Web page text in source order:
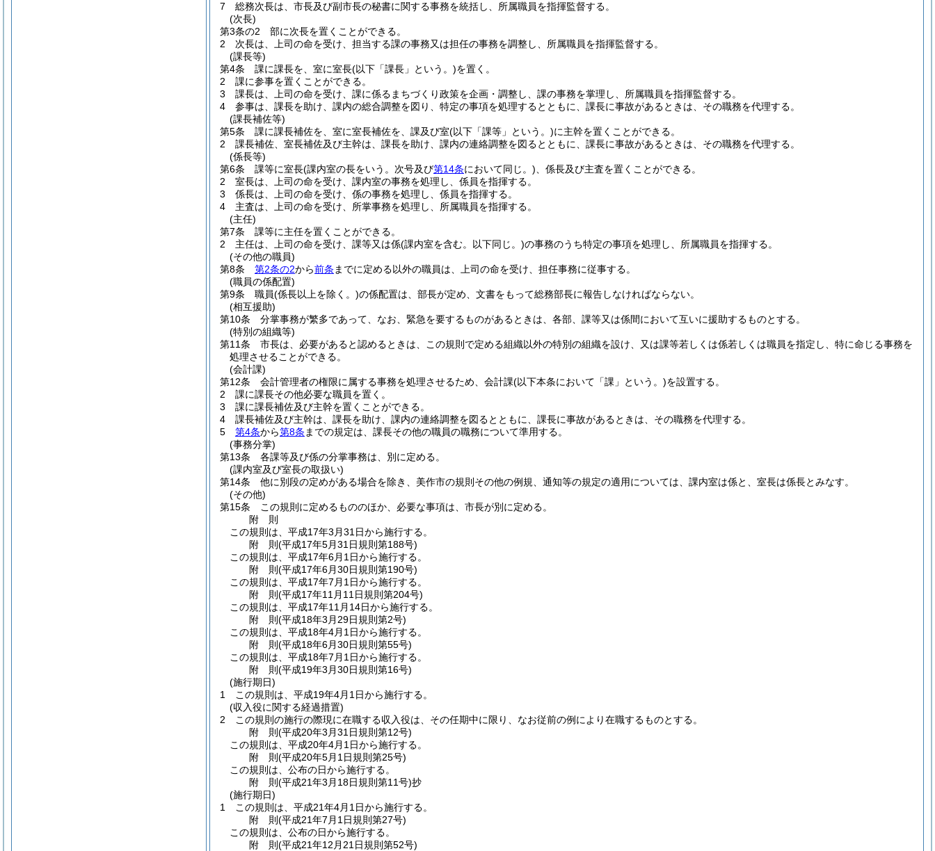
7
総務次長は、市長及び副市長の秘書に関する事務を統括し、所属職員を指揮監督する。
(次長)
第3条の2
部に次長を置くことができる。
2
次長は、上司の命を受け、担当する課の事務又は担任の事務を調整し、所属職員を指揮監督する。
(課長等)
第4条
課に課長を、室に室長(以下「課長」という。)を置く。
2
課に参事を置くことができる。
3
課長は、上司の命を受け、課に係るまちづくり政策を企画・調整し、課の事務を掌理し、所属職員を指揮監督する。
4
参事は、課長を助け、課内の総合調整を図り、特定の事項を処理するとともに、課長に事故があるときは、その職務を代理する。
(課長補佐等)
第5条
課に課長補佐を、室に室長補佐を、課及び室(以下「課等」という。)に主幹を置くことができる。
2
課長補佐、室長補佐及び主幹は、課長を助け、課内の連絡調整を図るとともに、課長に事故があるときは、その職務を代理する。
(係長等)
第6条
課等に室長(課内室の長をいう。次号及び第14条において同じ。) 、係長及び主査を置くことができる。
2
室長は、上司の命を受け、課内室の事務を処理し、係員を指揮する。
3
係長は、上司の命を受け、係の事務を処理し、係員を指揮する。
4
主査は、上司の命を受け、所掌事務を処理し、所属職員を指揮する。
(主任)
第7条
課等に主任を置くことができる。
2
主任は、上司の命を受け、課等又は係(課内室を含む。以下同じ。)の事務のうち特定の事項を処理し、所属職員を指揮する。
(その他の職員)
第8条
第2条の2から前条 までに定める以外の職員は、上司の命を受け、担任事務に従事する。
(職員の係配置)
第9条
職員(係長以上を除く。)の係配置は、部長が定め、文書をもって総務部長に報告しなければならない。
(相互援助)
第10条
分掌事務が繁多であって、なお、緊急を要するものがあるときは、各部、課等又は係間において互いに援助するものとする。
(特別の組織等)
第11条
市長は、必要があると認めるときは、この規則で定める組織以外の特別の組織を設け、又は課等若しくは係若しくは職員を指定し、特に命じる事務を
処理させることができる。
(会計課)
第12条
会計管理者の権限に属する事務を処理させるため、会計課(以下本条において「課」という。)を設置する。
2
課に課長その他必要な職員を置く。
3
課に課長補佐及び主幹を置くことができる。
4
課長補佐及び主幹は、課長を助け、課内の連絡調整を図るとともに、課長に事故があるときは、その職務を代理する。
5
第4条から第8条 までの規定は、課長その他の職員の職務について準用する。
(事務分掌)
第13条
各課等及び係の分掌事務は、別に定める。
(課内室及び室長の取扱い)
第14条
他に別段の定めがある場合を除き、美作市の規則その他の例規、通知等の規定の適用については、課内室は係と、室長は係長とみなす。
(その他)
第15条
この規則に定めるもののほか、必要な事項は、市長が別に定める。
附 則
この規則は、平成17年3月31日から施行する。
附 則(平成17年5月31日規則第188号)
この規則は、平成17年6月1日から施行する。
附 則(平成17年6月30日規則第190号)
この規則は、平成17年7月1日から施行する。
附 則(平成17年11月11日規則第204号)
この規則は、平成17年11月14日から施行する。
附 則(平成18年3月29日規則第2号)
この規則は、平成18年4月1日から施行する。
附 則(平成18年6月30日規則第55号)
この規則は、平成18年7月1日から施行する。
附 則(平成19年3月30日規則第16号)
(施行期日)
1
この規則は、平成19年4月1日から施行する。
(収入役に関する経過措置)
2
この規則の施行の際現に在職する収入役は、その任期中に限り、なお従前の例により在職するものとする。
附 則(平成20年3月31日規則第12号)
この規則は、平成20年4月1日から施行する。
附 則(平成20年5月1日規則第25号)
この規則は、公布の日から施行する。
附 則(平成21年3月18日規則第11号)抄
(施行期日)
1
この規則は、平成21年4月1日から施行する。
附 則(平成21年7月1日規則第27号)
この規則は、公布の日から施行する。
附 則(平成21年12月21日規則第52号)